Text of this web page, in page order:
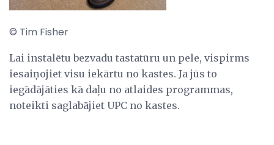
© Tim Fisher
Lai instalētu bezvadu tastatūru un pele, vispirms
iesaiņojiet visu iekārtu no kastes. Ja jūs to
iegādājāties kā daļu no atlaides programmas,
noteikti saglabājiet UPC no kastes.